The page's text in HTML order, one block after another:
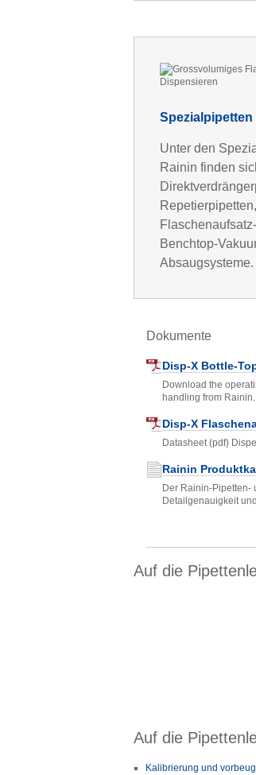
Spezialpipetten
Unter den
Rainin finden
Benchtop-
Absaugsysteme.
Dokumente
Disp-X Bottle-
Download the
handling from Rainin.
Disp-X
Datasheet (pdf)
Rainin
Der Rainin-Pipetten-
Detailgenauigkeit
Auf die
Auf die
Kalibrierung und